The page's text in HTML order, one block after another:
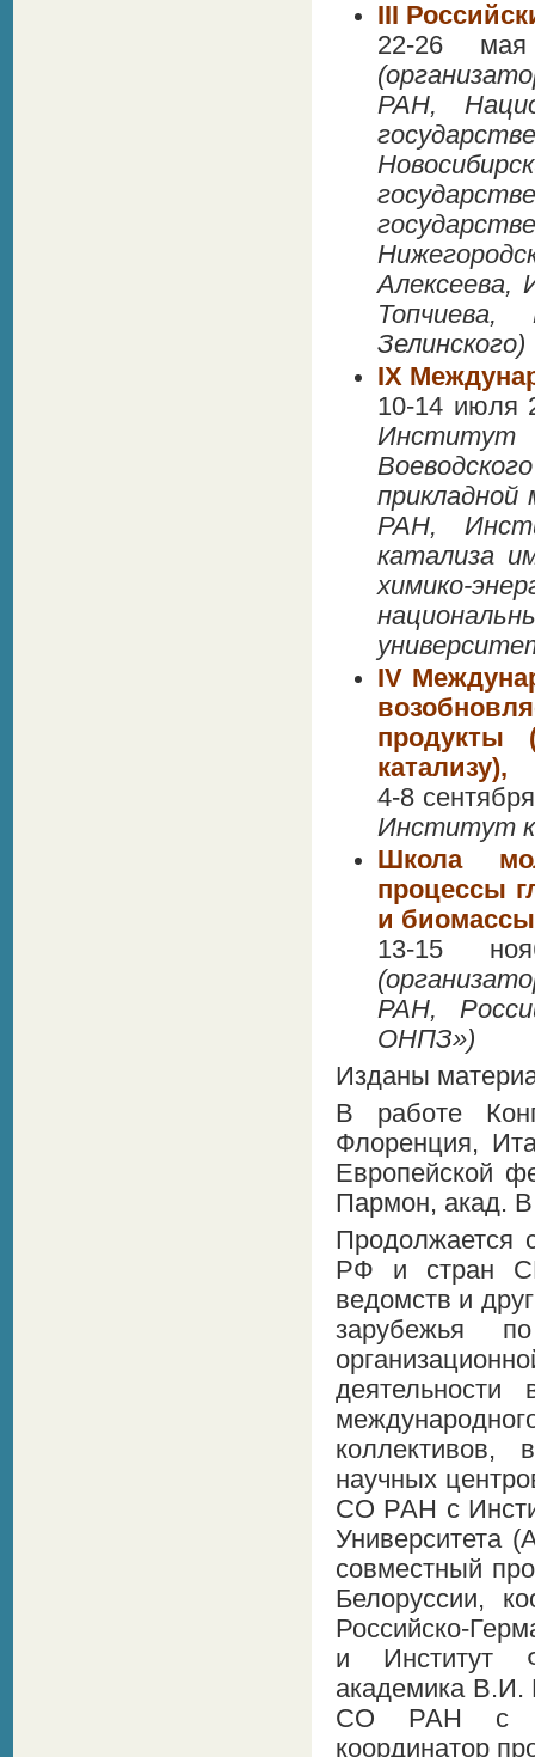
III
22-26
РАН,
Алексеева,
Зелинского)
IX
10-14 июля
Институт
РАН,
катализа
химико-
IV
продукты
катализу),
4-8
Институт
Школа
процессы
и
13-15
РАН,
ОНПЗ»)
Изданы
В работе
Флоренция,
Европейской
Пармон, акад.
Продолжается
РФ и стран
ведомств и
зарубежья
научных
СО РАН с
Университета
совместный
Белоруссии,
Российско-
и Институт
академика В.И.
СО РАН с
координатор